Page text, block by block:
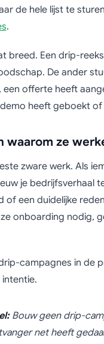
de hele lijst te
.
breed. Een drip-
De ander
een offerte heeft
heeft geboekt
waarom ze
zware werk. Als
je bedrijfsverhaal
of een duidelijke
onboarding nodig,
campagnes in de
intentie.
Bouw geen drip-
net heeft